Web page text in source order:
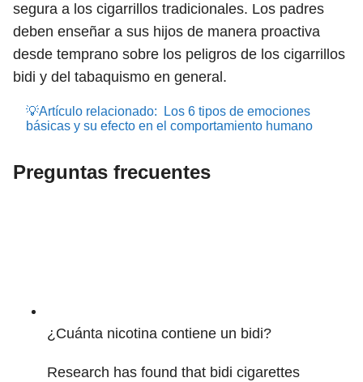
segura a los cigarrillos tradicionales. Los padres
deben enseñar a sus hijos de manera proactiva
desde temprano sobre los peligros de los cigarrillos
bidi y del tabaquismo en general.
💡Artículo relacionado:
Los 6 tipos de emociones
básicas y su efecto en el comportamiento humano
Preguntas frecuentes
¿Cuánta nicotina contiene un bidi?
Research has found that bidi cigarettes